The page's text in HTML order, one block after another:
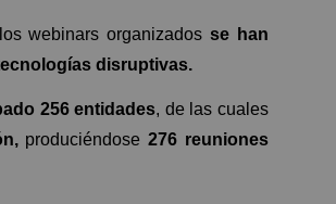
webinars organizadosse han
disruptivas.
256 entidades, de las cuales
produciéndose276 reuniones